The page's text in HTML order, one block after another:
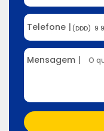
Telefone |
Mensagem |